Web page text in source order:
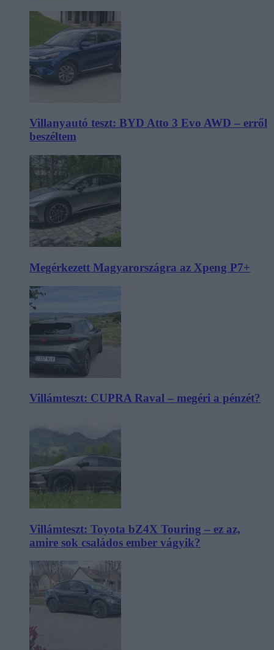
Villanyautó teszt: BYD Atto 3 Evo AWD – erről
beszéltem
Megérkezett Magyarországra az Xpeng P7+
Villámteszt: CUPRA Raval – megéri a pénzét?
Villámteszt: Toyota bZ4X Touring – ez az,
amire sok családos ember vágyik?